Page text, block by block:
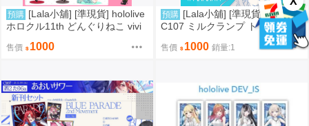
預購 [Lala小舖] [準現貨] hololive
ホロクル11th どんぐりねこ vivi
售價 1000
預購 [Lala小舖] [準現貨] hololive
C107 ミルクランプ トマリ 獅白
親媽 新刊套組 壓克力筷子組 蔚
藍檔案
售價 1000 銷量:1